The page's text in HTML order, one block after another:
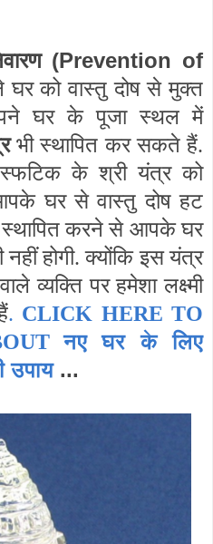
(Prevention of
घर को वास्तु दोष से मुक्त
घर के पूजा स्थल में
भी स्थापित कर सकते हैं.
के श्री यंत्र को
घर से वास्तु दोष हट
स्थापित करने से आपके घर
होगी. क्योंकि इस यंत्र
व्यक्ति पर हमेशा लक्ष्मी
. CLICK HERE TO
नए घर के लिए
उपाय ...